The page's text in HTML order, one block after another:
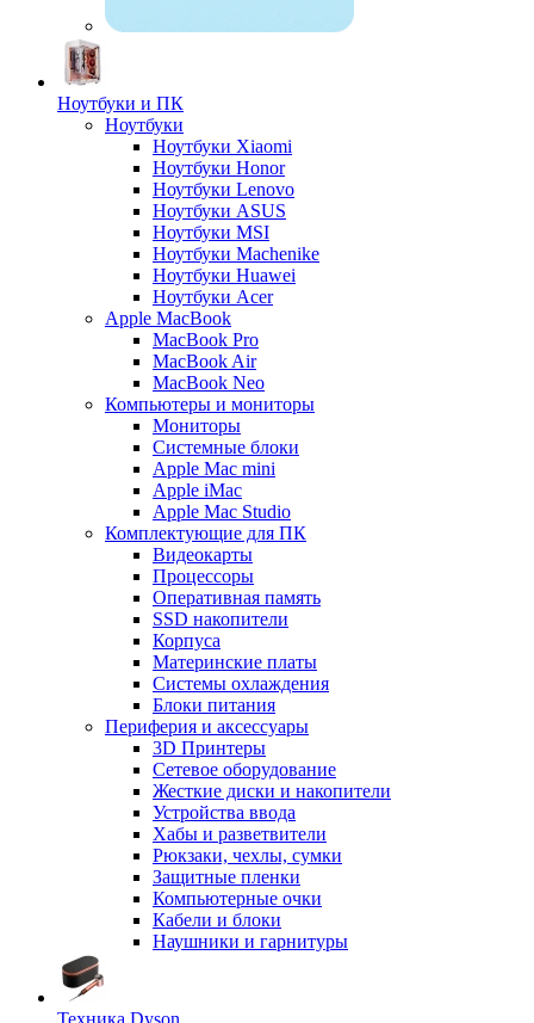
Ноутбуки и ПК
Ноутбуки
Ноутбуки Xiaomi
Ноутбуки Honor
Ноутбуки Lenovo
Ноутбуки ASUS
Ноутбуки MSI
Ноутбуки Machenike
Ноутбуки Huawei
Ноутбуки Acer
Apple MacBook
MacBook Pro
MacBook Air
MacBook Neo
Компьютеры и мониторы
Мониторы
Системные блоки
Apple Mac mini
Apple iMac
Apple Mac Studio
Комплектующие для ПК
Видеокарты
Процессоры
Оперативная память
SSD накопители
Корпуса
Материнские платы
Системы охлаждения
Блоки питания
Периферия и аксессуары
3D Принтеры
Сетевое оборудование
Жесткие диски и накопители
Устройства ввода
Хабы и разветвители
Рюкзаки, чехлы, сумки
Защитные пленки
Компьютерные очки
Кабели и блоки
Наушники и гарнитуры
Техника Dyson